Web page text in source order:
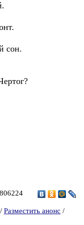
сон.
/ Разместить анонс /